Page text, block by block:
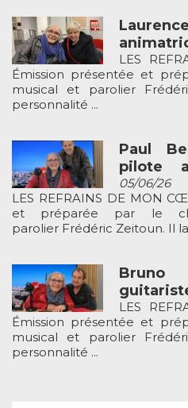
LES
Émission présentée et
musical et parolier
personnalité ...
Paul
pilote
05/06/26
LES REFRAINS DE MON
et préparée par le
parolier Frédéric Zeitoun. Il
LES
Émission présentée et
musical et parolier
personnalité ...